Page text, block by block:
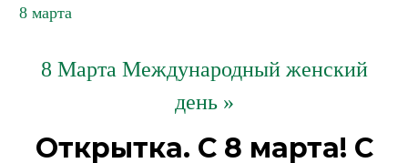
8 марта
8 Марта Международный женский
день »
Открытка. С 8 марта! С